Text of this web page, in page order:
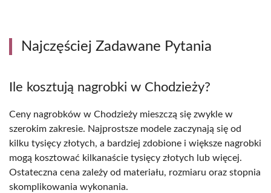
Najczęściej Zadawane Pytania
Ile kosztują nagrobki w Chodzieży?
Ceny nagrobków w Chodzieży mieszczą się zwykle w
szerokim zakresie. Najprostsze modele zaczynają się od
kilku tysięcy złotych, a bardziej zdobione i większe nagrobki
mogą kosztować kilkanaście tysięcy złotych lub więcej.
Ostateczna cena zależy od materiału, rozmiaru oraz stopnia
skomplikowania wykonania.